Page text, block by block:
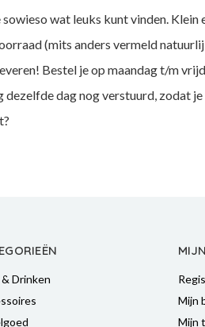
wat leuks kunt vinden. Klein
(mits anders vermeld
Bestel je op maandag t/m
dag nog verstuurd, zodat je
Drinken
Mijn
Mijn